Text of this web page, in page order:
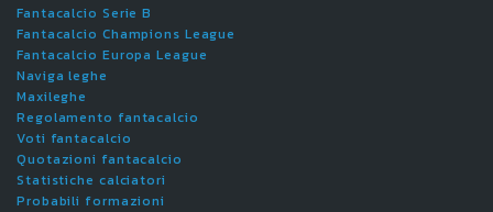
Fantacalcio Serie B
Fantacalcio Champions League
Fantacalcio Europa League
Naviga leghe
Maxileghe
Regolamento fantacalcio
Voti fantacalcio
Quotazioni fantacalcio
Statistiche calciatori
Probabili formazioni